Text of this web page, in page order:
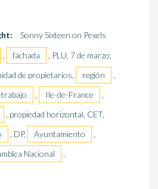
Sonny Sixteen on Pexels
, fachada
, PLU, 7 de marzo,
de propietarios, región
,
, Ile-de-France
,
, propiedad horizontal, CET,
, DP, Ayuntamiento
,
Nacional
,